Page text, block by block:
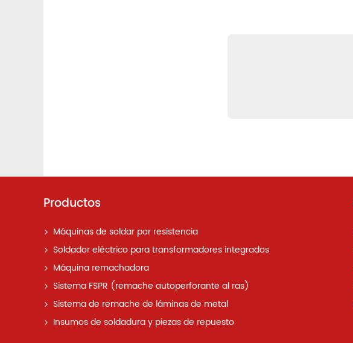
Productos
Máquinas de soldar por resistencia
Soldador eléctrico para transformadores integrados
Máquina remachadora
Sistema FSPR (remache autoperforante al ras)
Sistema de remache de láminas de metal
Insumos de soldadura y piezas de repuesto